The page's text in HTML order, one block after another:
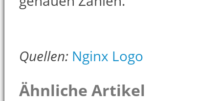
Quellen: Nginx Logo
Ähnliche Artikel